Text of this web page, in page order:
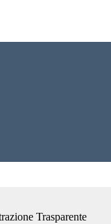
Trasparente